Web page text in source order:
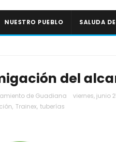
NUESTRO PUEBLO SALUDA
del
de Guadiana viernes, junio
, Trainex, tuberías